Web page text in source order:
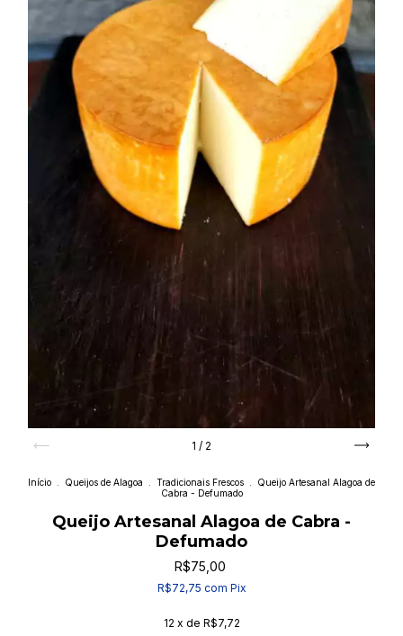
1 / 2
Início Queijos de Alagoa Tradicionais Frescos
Queijo Artesanal Alagoa de
Cabra - Defumado
Queijo Artesanal Alagoa de Cabra -
Defumado
R$75,00
R$72,75 com Pix
12 x de R$7,72